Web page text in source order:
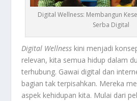
Digital Wellness: Membangun
Serba Digital
Digital Wellness kini menjadi
relevan, kita semua hidup dalam
terhubung. Gawai digital dan
bagian tak terpisahkan. Mereka
aspek kehidupan kita. Mulai dari